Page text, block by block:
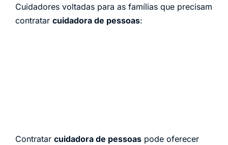
Cuidadores voltadas para as famílias que precisam
contratar cuidadora de pessoas:
Contratar cuidadora de pessoas pode oferecer